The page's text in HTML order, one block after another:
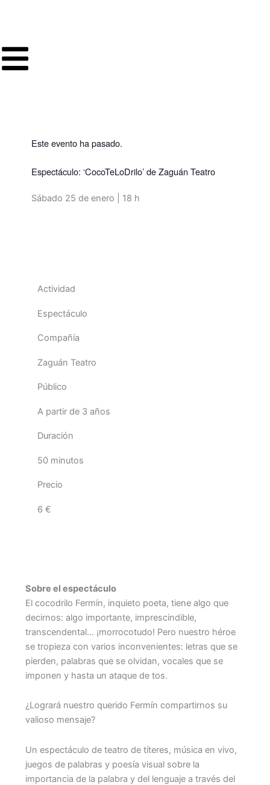
Este evento ha pasado.
Espectáculo: ‘CocoTeLoDrilo’ de Zaguán Teatro
Sábado 25 de enero | 18 h
Actividad
Espectáculo
Compañía
Zaguán Teatro
Público
A partir de 3 años
Duración
50 minutos
Precio
6 €
Sobre el espectáculo
El cocodrilo Fermín, inquieto poeta, tiene algo que
decirnos: algo importante, imprescindible,
transcendental… ¡morrocotudo! Pero nuestro héroe
se tropieza con varios inconvenientes: letras que se
pierden, palabras que se olvidan, vocales que se
imponen y hasta un ataque de tos.
¿Logrará nuestro querido Fermín compartirnos su
valioso mensaje?
Un espectáculo de teatro de títeres, música en vivo,
juegos de palabras y poesía visual sobre la
importancia de la palabra y del lenguaje a través del